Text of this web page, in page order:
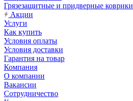
Грязезащитные и придверные коврики
Акции
Услуги
Как купить
Условия оплаты
Условия доставки
Гарантия на товар
Компания
О компании
Вакансии
Сотрудничество